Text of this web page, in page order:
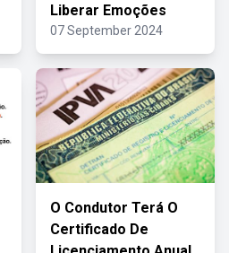
Liberar Emoções
07 September 2024
O Condutor Terá O
Certificado De